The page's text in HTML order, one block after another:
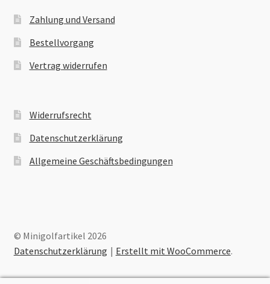
Zahlung und Versand
Bestellvorgang
Vertrag widerrufen
Widerrufsrecht
Datenschutzerklärung
Allgemeine Geschäftsbedingungen
© Minigolfartikel 2026
Datenschutzerklärung
Erstellt mit WooCommerce.